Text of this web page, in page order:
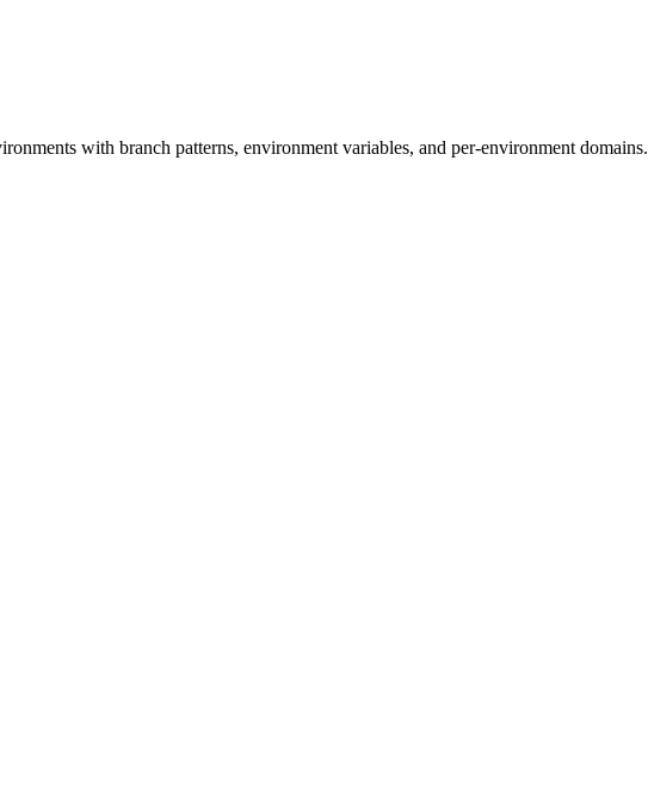
with branch patterns, environment variables, and per-environment domains.